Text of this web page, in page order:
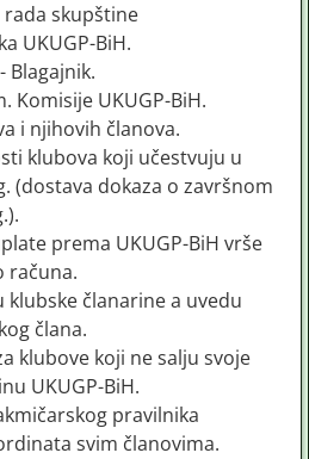
rada skupštine
UKUGP-BiH.
Blagajnik.
Komisije UKUGP-BiH.
i njihovih članova.
klubova koji učestvuju u
(dostava dokaza o završnom
prema UKUGP-BiH vrše
računa.
klubske članarine a uvedu
člana.
klubove koji ne salju svoje
UKUGP-BiH.
pravilnika
svim članovima.